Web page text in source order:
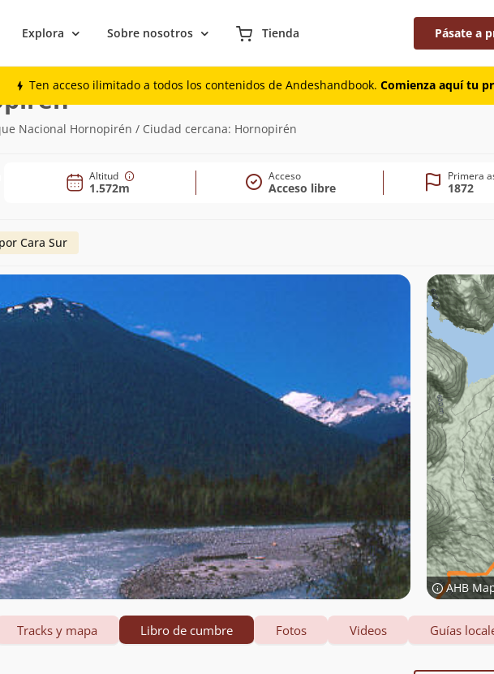
Explora Sobre nosotros Tienda Pásate a
Ten acceso ilimitado a todos los contenidos de Andeshandbook. Comienza aquí tu
(1.572m)
Nacional Hornopirén / Ciudad cercana: Hornopirén
Altitud
1.572m
Acceso
Acceso libre
Primera
1872
Cara Sur
AHB
Tracks y mapa Libro de cumbre Fotos Videos Guías